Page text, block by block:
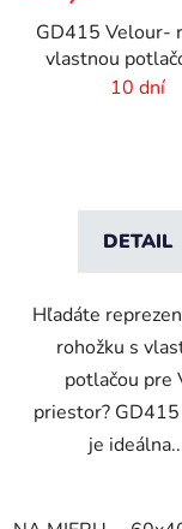
GD415 Velour-
vlastnou
mm vlas
10 dní
DETAIL
Hľadáte
rohožku s
potlačou pre
priestor?
je